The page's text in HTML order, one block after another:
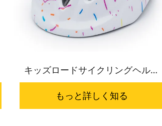
キッズロードサイクリングヘルメ
ット HC-046
もっと詳しく知る